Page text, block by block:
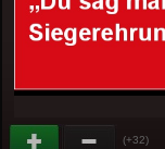
(+32)